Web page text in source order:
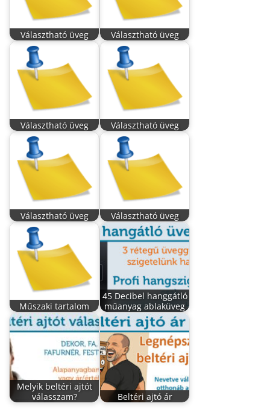
Választható üveg Választható üveg
Választható üveg Választható üveg
Választható üveg Választható üveg
Műszaki tartalom
45 Decibel hanggátló
műanyag ablaküveg
Melyik beltéri ajtót
válasszam?
Beltéri ajtó ár